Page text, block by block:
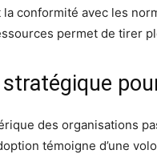
conformité avec les
permet de tirer
des organisations
témoigne d’une